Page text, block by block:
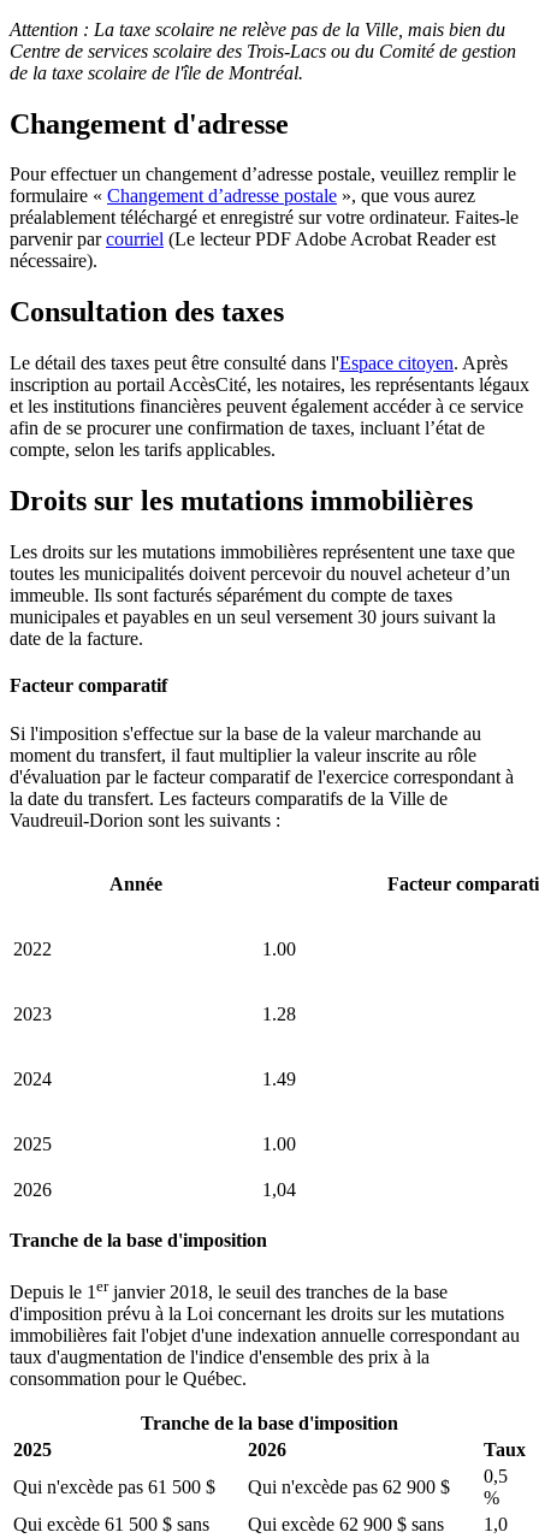
Attention : La taxe scolaire ne relève pas de la Ville, mais bien du
Centre de services scolaire des Trois-Lacs ou du Comité de gestion
de la taxe scolaire de l'île de Montréal.
Changement d'adresse
Pour effectuer un changement d’adresse postale, veuillez remplir le
formulaire « Changement d’adresse postale », que vous aurez
préalablement téléchargé et enregistré sur votre ordinateur. Faites-le
parvenir parcourriel (Le lecteur PDF Adobe Acrobat Reader est
nécessaire).
Consultation des taxes
Le détail des taxes peut être consulté dans l'Espace citoyen. Après
inscription au portail AccèsCité, les notaires, les représentants légaux
et les institutions financières peuvent également accéder à ce service
afin de se procurer une confirmation de taxes, incluant l’état de
compte, selon les tarifs applicables.
Droits sur les mutations immobilières
Les droits sur les mutations immobilières représentent une taxe que
toutes les municipalités doivent percevoir du nouvel acheteur d’un
immeuble. Ils sont facturés séparément du compte de taxes
municipales et payables en un seul versement 30 jours suivant la
date de la facture.
Facteur comparatif
Si l'imposition s'effectue sur la base de la valeur marchande au
moment du transfert, il faut multiplier la valeur inscrite au rôle
d'évaluation par le facteur comparatif de l'exercice correspondant à
la date du transfert. Les facteurs comparatifs de la Ville de
Vaudreuil-Dorion sont les suivants :
Année Facteur
2022 1.00
2023 1.28
2024 1.49
2025 1.00
2026 1,04
Tranche de la base d'imposition
Depuis le 1erjanvier 2018, le seuil des tranches de la base
d'imposition prévu à la Loi concernant les droits sur les mutations
immobilières fait l'objet d'une indexation annuelle correspondant au
taux d'augmentation de l'indice d'ensemble des prix à la
consommation pour le Québec.
Tranche de la base d'imposition
2025
2026
Taux
Qui n'excède pas 61 500 $
Qui n'excède pas 62 900 $
0,5
%
Qui excède 61 500 $ sans
Qui excède 62 900 $ sans
1,0